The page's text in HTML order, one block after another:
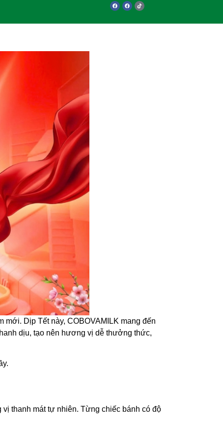
Dịp Tết này, COBOVAMILK mang đến
dịu, tạo nên hương vị dễ thưởng thức,
thanh mát tự nhiên. Từng chiếc bánh có độ